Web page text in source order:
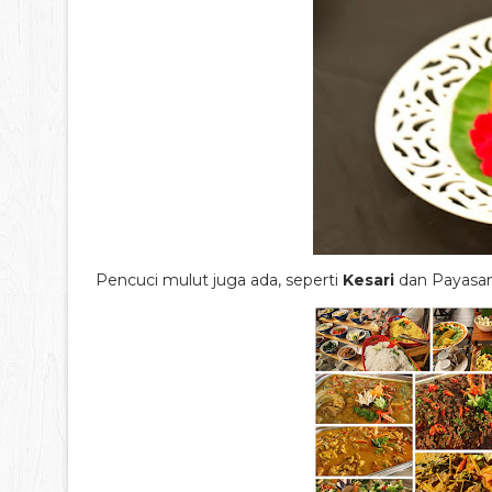
Pencuci mulut juga ada, seperti Kesari dan